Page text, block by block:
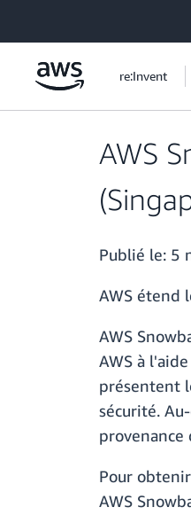
re:Invent
AWS
Publié le: 5
AWS étend
AWS
AWS à
présentent
sécurité.
provenance
Pour
AWS